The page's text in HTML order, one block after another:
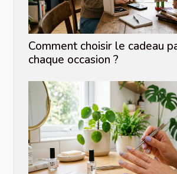
Comment choisir le cadeau
chaque occasion ?